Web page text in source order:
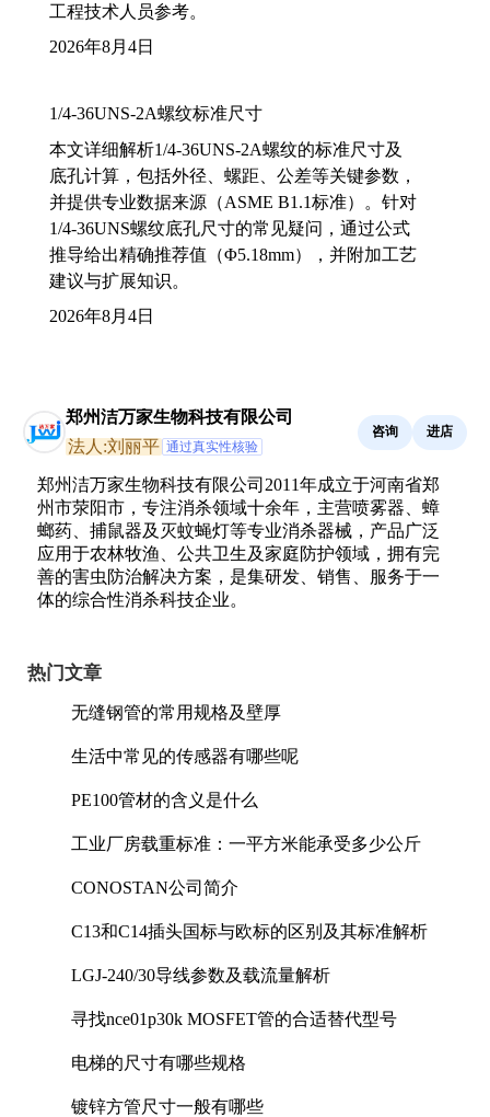
工程技术人员参考。
2026年8月4日
1/4-36UNS-2A螺纹标准尺寸
本文详细解析1/4-36UNS-2A螺纹的标准尺寸及
底孔计算，包括外径、螺距、公差等关键参数，
并提供专业数据来源（ASME B1.1标准）。针对
1/4-36UNS螺纹底孔尺寸的常见疑问，通过公式
推导给出精确推荐值（Φ5.18mm），并附加工艺
建议与扩展知识。
2026年8月4日
郑州洁万家生物科技有限公司
法人:刘丽平 通过真实性核验
咨询 进店
郑州洁万家生物科技有限公司2011年成立于河南省郑
州市荥阳市，专注消杀领域十余年，主营喷雾器、蟑
螂药、捕鼠器及灭蚊蝇灯等专业消杀器械，产品广泛
应用于农林牧渔、公共卫生及家庭防护领域，拥有完
善的害虫防治解决方案，是集研发、销售、服务于一
体的综合性消杀科技企业。
热门文章
无缝钢管的常用规格及壁厚
生活中常见的传感器有哪些呢
PE100管材的含义是什么
工业厂房载重标准：一平方米能承受多少公斤
CONOSTAN公司简介
C13和C14插头国标与欧标的区别及其标准解析
LGJ-240/30导线参数及载流量解析
寻找nce01p30k MOSFET管的合适替代型号
电梯的尺寸有哪些规格
镀锌方管尺寸一般有哪些